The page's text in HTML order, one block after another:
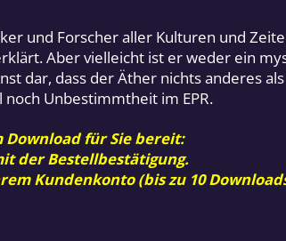
und Forscher aller Kulturen und
Aber vielleicht ist er weder ein
dar, dass der Äther nichts anderes
Unbestimmtheit im EPR.
Download für Sie bereit:
der Bestellbestätigung.
Kundenkonto (bis zu 10